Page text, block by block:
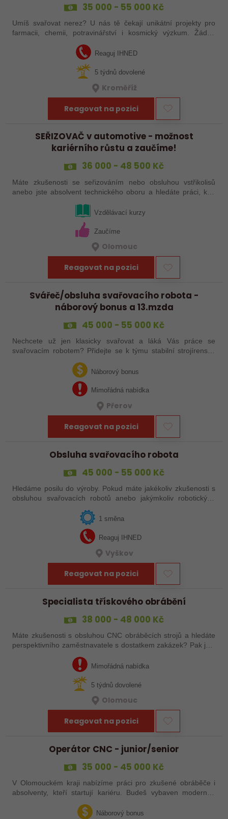
35 000 - 55 000 Kč
Umíš svařovat nerez? U nás tě čekají unikátní projekty pro
farmacii, chemii, potravinářství i kosmický výzkum. Žádná
Reaguj IHNED
5 týdnů dovolené
Kroměříž
Reagovat na pozici
SEŘIZOVAČ v automotive - možnost
kariérního růstu a zaučíme!
36 000 - 48 500 Kč
Máte zkušenosti se seřizováním nebo obsluhou vstřikolisů
anebo jste absolvent technického oboru a hledáte práci, kde
řešení a práce přímo ve…Vzdělávací kurzy
Zaučíme
Olomouc
Reagovat na pozici
Svářeč/obsluha svařovacího robota -
náborový bonus a 13.mzda
45 000 - 55 000 Kč
Nechcete už jen klasicky svařovat a láká Vás práce se
svařovacím robotem? Přidejte se k týmu stabilní strojírenské
společnosti v Hranicích a využijte své zkušenosti se
svařováním v moderní výrobě.…
Náborový bonus
Mimořádná nabídka
Přerov
Reagovat na pozici
Obsluha svařovacího robota
45 000 - 55 000 Kč
Hledáme posilu do výroby. Pokud máte jakékoliv zkušenosti s
obsluhou svařovacích robotů anebo jakýmkoliv robotickým,
1 směna
Reaguj IHNED
Vyškov
Reagovat na pozici
Specialista třískového obrábění
38 000 - 48 000 Kč
Máte zkušenosti s obsluhou CNC obráběcích strojů a hledáte
perspektivního zaměstnavatele s dostatkem zakázek? Pak jste
na správném inzerátu nabídky práce a reagujte zasláním
Mimořádná nabídka
5 týdnů dovolené
Olomouc
Reagovat na pozici
Operátor CNC - junior/senior
35 000 - 45 000 Kč
V Olomouckém kraji nabízíme práci pro zkušené obráběče i
absolventy, kteří startují kariéru. Budeš vybaven moderním
dozvědět více, neváhej…
Náborový bonus